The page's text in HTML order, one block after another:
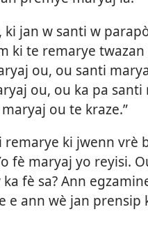
jan w santi w
ki te remarye
ou, ou santi
ou, ou ka pa santi
ou te kraze.”
ki jwenn vrè
fè maryaj yo reyisi.
fè sa? Ann
e ann wè jan prensip